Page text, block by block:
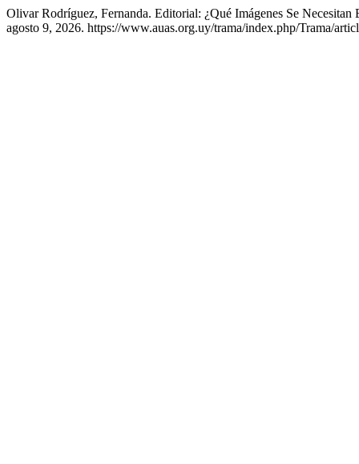
Olivar Rodríguez, Fernanda. Editorial: ¿Qué Imágenes Se
agosto 9, 2026. https://www.auas.org.uy/trama/index.php/Trama/